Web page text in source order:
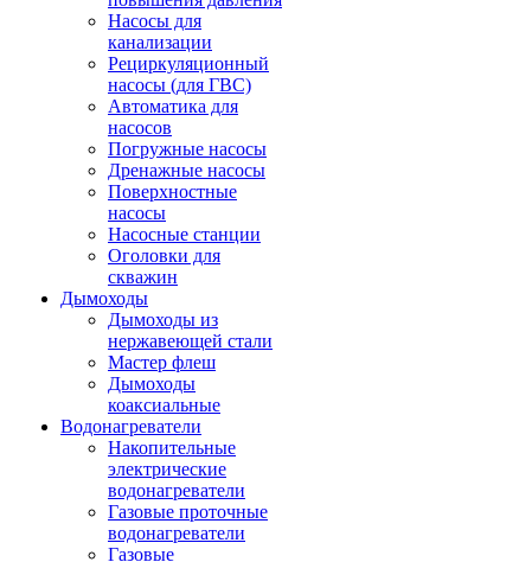
Насосы для
канализации
Рециркуляционный
насосы (для ГВС)
Автоматика для
насосов
Погружные насосы
Дренажные насосы
Поверхностные
насосы
Насосные станции
Оголовки для
скважин
Дымоходы
Дымоходы из
нержавеющей стали
Мастер флеш
Дымоходы
коаксиальные
Водонагреватели
Накопительные
электрические
водонагреватели
Газовые проточные
водонагреватели
Газовые